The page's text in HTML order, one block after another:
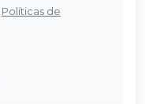
Políticas de